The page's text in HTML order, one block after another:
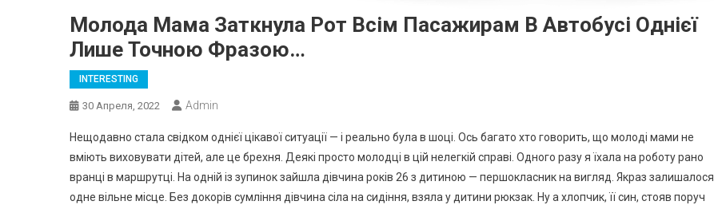
Молода Мама Заткнула Рот Всім Пасажирам В Автобусі Однієї
Лише Точною Фразою…
INTERESTING
30 Апреля, 2022 Admin
Нещодавно стала свідком однієї цікавої ситуації — і реально була в шоці. Ось багато хто говорить, що молоді мами не
вміють виховувати дітей, але це брехня. Деякі просто молодці в цій нелегкій справі. Одного разу я їхала на роботу рано
вранці в маршрутці. На одній із зупинок зайшла дівчина років 26 з дитиною — першокласник на вигляд. Якраз залишалося
одне вільне місце. Без докорів сумління дівчина сіла на сидіння, взяла у дитини рюкзак. Ну а хлопчик, її син, стояв поруч